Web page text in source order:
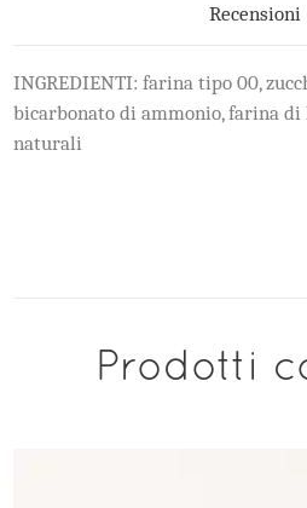
Recensioni
INGREDIENTI: farina tipo 00,
bicarbonato di ammonio, farina di
naturali
Prodotti